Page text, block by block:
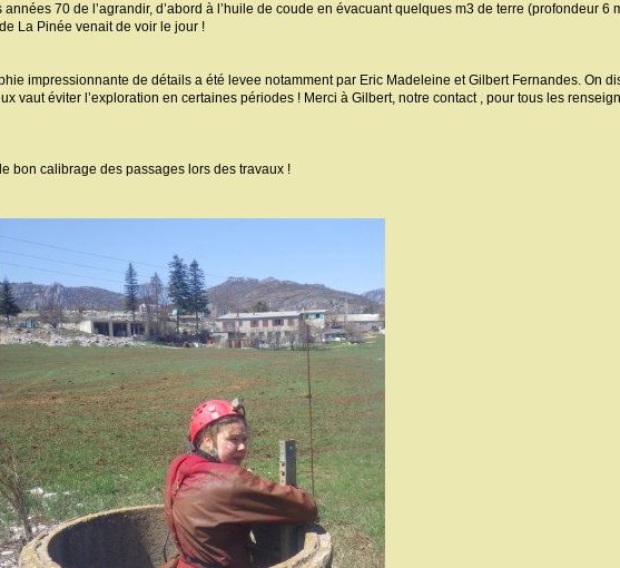
70 de l’agrandir, d’abord à l’huile de coude en évacuant quelques m3 de terre (profondeur 6
La Pinée venait de voir le jour !
impressionnante de détails a été levee notamment par Eric Madeleine et Gilbert Fernandes. On
vaut éviter l’exploration en certaines périodes ! Merci à Gilbert, notre contact , pour tous les
bon calibrage des passages lors des travaux !